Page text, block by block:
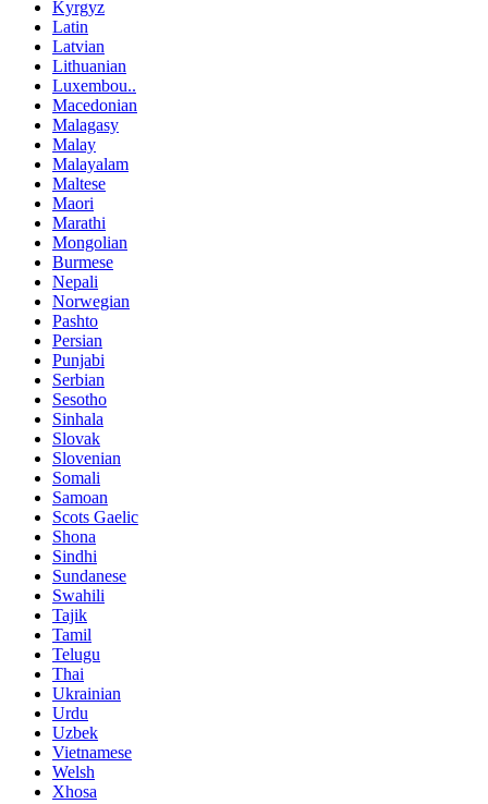
Kyrgyz
Latin
Latvian
Lithuanian
Luxembou..
Macedonian
Malagasy
Malay
Malayalam
Maltese
Maori
Marathi
Mongolian
Burmese
Nepali
Norwegian
Pashto
Persian
Punjabi
Serbian
Sesotho
Sinhala
Slovak
Slovenian
Somali
Samoan
Scots Gaelic
Shona
Sindhi
Sundanese
Swahili
Tajik
Tamil
Telugu
Thai
Ukrainian
Urdu
Uzbek
Vietnamese
Welsh
Xhosa